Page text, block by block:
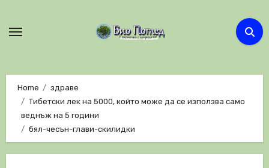
Home
здраве
Тибетски лек на 5000, който може да се използва само
веднъж на 5 години
бял-чесън-глави-скилидки